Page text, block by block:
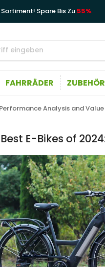
Spare Bis Zu 55%
FAHRRÄDER ZUBEHÖR
Analysis and
E-Bikes of